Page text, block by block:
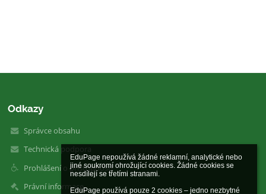
EduPage nepoužívá žádné reklamní, analytické nebo
jiné soukromí ohrožující cookies. Žádné cookies se
nesdílejí se třetími stranami.
EduPage používá pouze 2 cookies – jedno nezbytné
Odkazy
Správce obsahu
Technická podpora
Prohlášení o přístupnosti
Právní informace